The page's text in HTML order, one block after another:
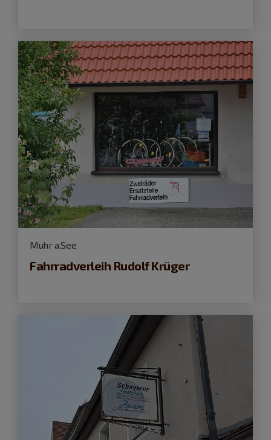
Muhr a.See
Fahrradverleih Rudolf Krüger